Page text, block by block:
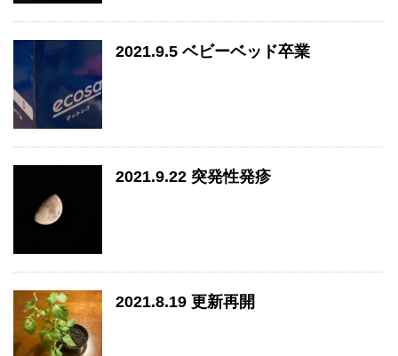
2021.9.5 ベビーベッド卒業
2021.9.22 突発性発疹
2021.8.19 更新再開